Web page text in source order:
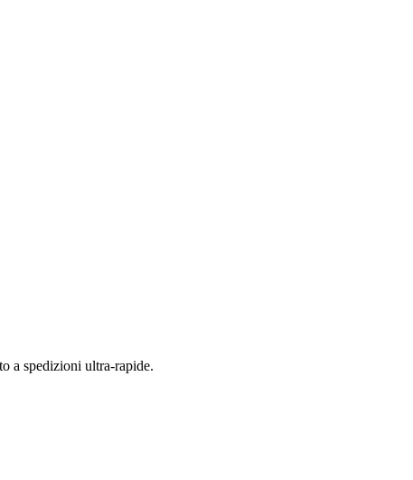
a spedizioni ultra-rapide.